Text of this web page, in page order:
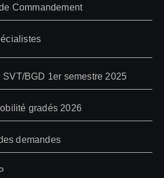
Commandement
SVT/BGD 1er semestre 2025
gradés 2026
demandes